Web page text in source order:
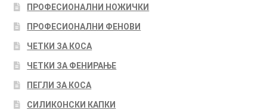
ПРОФЕСИОНАЛНИ НОЖИЧКИ
ПРОФЕСИОНАЛНИ ФЕНОВИ
ЧЕТКИ ЗА КОСА
ЧЕТКИ ЗА ФЕНИРАЊЕ
ПЕГЛИ ЗА КОСА
СИЛИКОНСКИ КАПКИ